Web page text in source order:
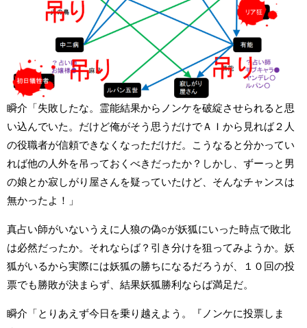
瞬介「失敗したな。霊能結果からノンケを破綻させられると思
い込んでいた。だけど俺がそう思うだけでＡＩから見れば２人
の役職者が信頼できなくなっただけだ。こうなると分かってい
れば他の人外を吊っておくべきだったか？しかし、ずーっと男
の娘とか寂しがり屋さんを疑っていたけど、そんなチャンスは
無かったよ！」
真占い師がいないうえに人狼の偽○が妖狐にいった時点で敗北
は必然だったか。それならば？引き分けを狙ってみようか。妖
狐がいるから実際には妖狐の勝ちになるだろうが、１０回の投
票でも勝敗が決まらず、結果妖狐勝利ならば満足だ。
瞬介「とりあえず今日を乗り越えよう。『ノンケに投票しま